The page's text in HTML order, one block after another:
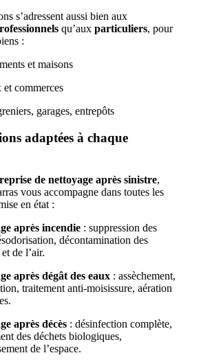
s’adressent aussi bien aux
qu’aux particuliers, pour
:
et maisons
et commerces
garages, entrepôts
adaptées à chaque
de nettoyage après sinistre,
vous accompagne dans toutes les
en état :
après incendie : suppression des
décontamination des
de l’air.
après dégât des eaux : assèchement,
traitement anti-moisissure, aération
après décès : désinfection complète,
des déchets biologiques,
de l’espace.